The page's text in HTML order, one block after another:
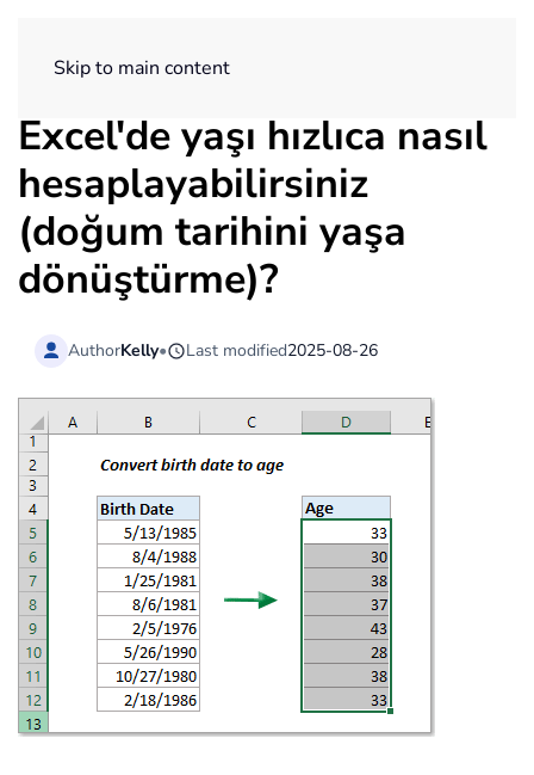
Skip to main content
Excel'de yaşı hızlıca nasıl
hesaplayabilirsiniz
(doğum tarihini yaşa
dönüştürme)?
AuthorKelly• Last modified2025-08-26